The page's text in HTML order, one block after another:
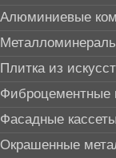
Алюминиевые
Плитка из
Фиброцементные
Фасадные кассеты
Окрашенные